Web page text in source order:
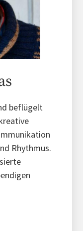
beflügelt
Rhythmus.